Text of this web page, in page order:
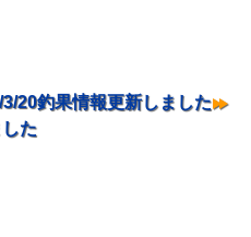
3/20釣果情報更新しました
た